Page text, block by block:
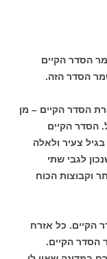
הסדר הקיים
הסדר הזה.
הסדר הקיים – מן
הסדר הקיים
צעיר ולאלה
לגבי שתי
וקבוצות הכוח
הקיים. כל אזרח
הסדר הקיים.